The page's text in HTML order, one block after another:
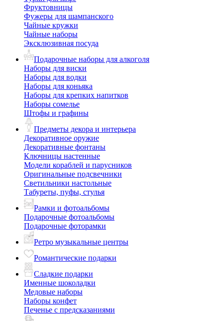
Фруктовницы
Фужеры для шампанского
Чайные кружки
Чайные наборы
Эксклюзивная посуда
Подарочные наборы для алкоголя
Наборы для виски
Наборы для водки
Наборы для коньяка
Наборы для крепких напитков
Наборы сомелье
Штофы и графины
Предметы декора и интерьера
Декоративное оружие
Декоративные фонтаны
Ключницы настенные
Модели кораблей и парусников
Оригинальные подсвечники
Светильники настольные
Табуреты, пуфы, стулья
Рамки и фотоальбомы
Подарочные фотоальбомы
Подарочные фоторамки
Ретро музыкальные центры
Романтические подарки
Сладкие подарки
Именные шоколадки
Медовые наборы
Наборы конфет
Печенье с предсказаниями